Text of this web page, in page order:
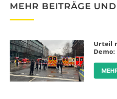
MEHR BEITRÄGE
Urteil